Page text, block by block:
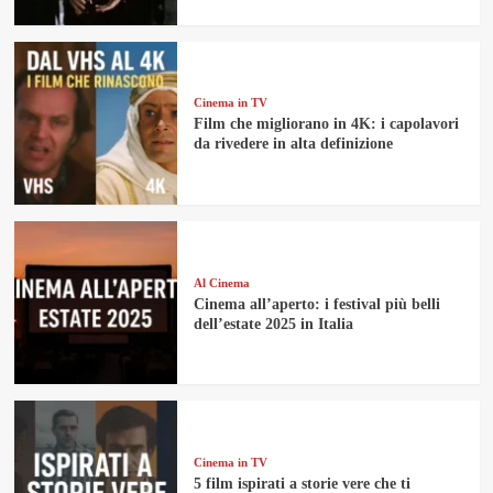
Cinema in TV
Film che migliorano in 4K: i capolavori
da rivedere in alta definizione
Al Cinema
Cinema all’aperto: i festival più belli
dell’estate 2025 in Italia
Cinema in TV
5 film ispirati a storie vere che ti